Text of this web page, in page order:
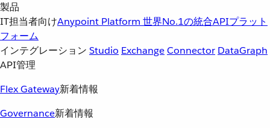
製品
IT担当者向けAnypoint Platform 世界No.1の統合APIプラット
フォーム
インテグレーション Studio ExchangeConnector DataGraph
API管理
Flex Gateway新着情報
Governance新着情報